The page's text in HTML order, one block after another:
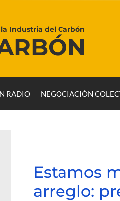
Industria del Carbón
RADIO NEGOCIACIÓN
Estamos
arreglo: